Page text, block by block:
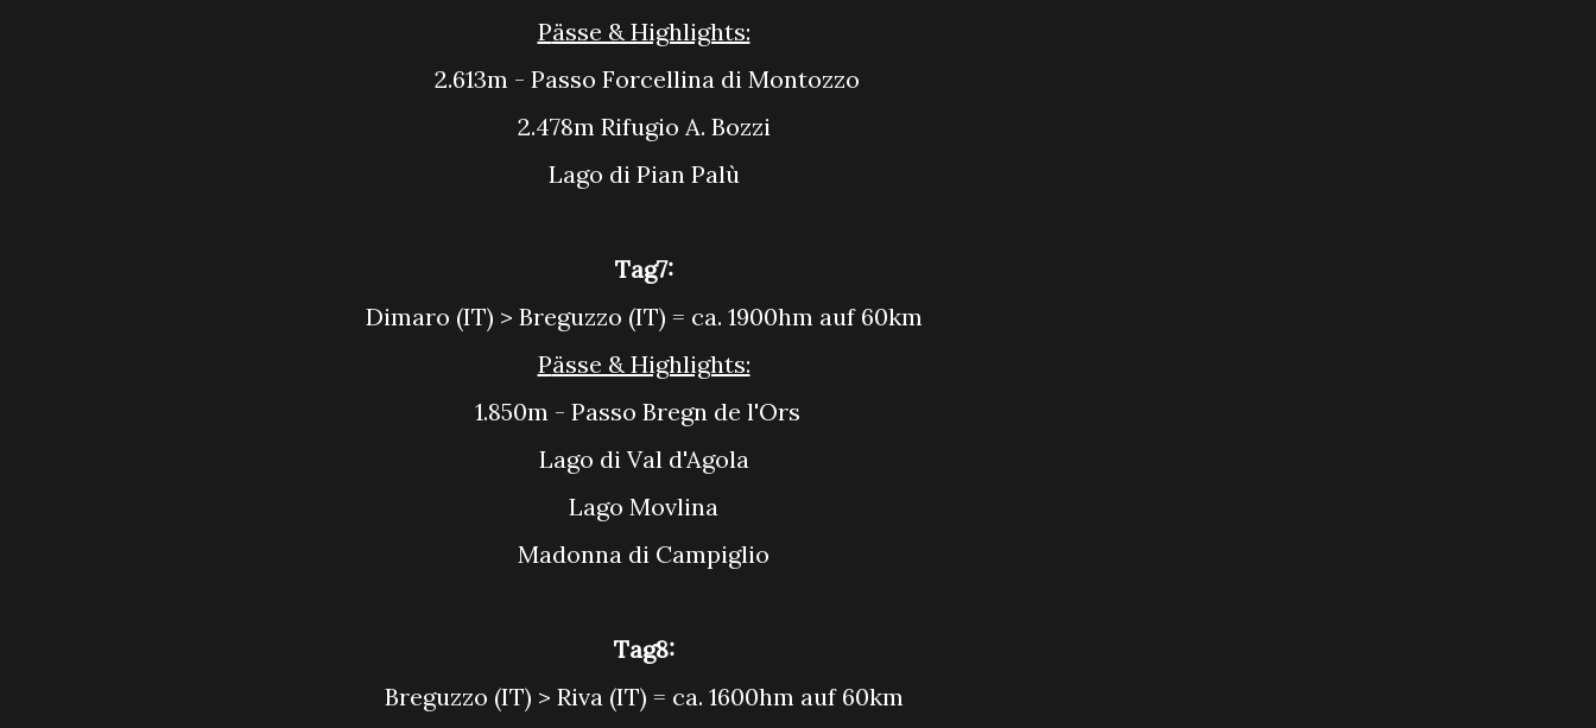
Pässe & Highlights:
2.613m - Passo Forcellina di Montozzo
2.478m Rifugio A. Bozzi
Lago di Pian Palù
Tag7:
Dimaro (IT) > Breguzzo (IT) = ca. 1900hm auf 60km
Pässe & Highlights:
1.850m - Passo Bregn de l'Ors
Lago di Val d'Agola
Lago Movlina
Madonna di Campiglio
Tag8:
Breguzzo (IT) > Riva (IT) = ca. 1600hm auf 60km